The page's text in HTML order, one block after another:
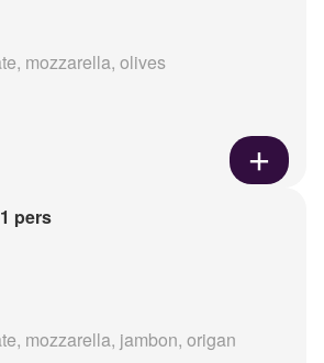
mozzarella, olives
pers
mozzarella, jambon, origan